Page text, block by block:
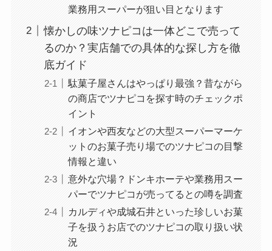
業務用スーパーが狙い目となります
懐かしの味ツナピコは一体どこで売って
るのか？実店舗での具体的な探し方を徹
底ガイド
駄菓子屋さんはやっぱり最強？昔ながら
の商店でツナピコを探す時のチェックポ
イント
イオンや西友などの大型スーパーマーケ
ットのお菓子売り場でのツナピコの目撃
情報と違い
意外な穴場？ドンキホーテや業務用スー
パーでツナピコが売ってるとの噂を調査
カルディや成城石井といった珍しいお菓
子を扱うお店でのツナピコの取り扱い状
況